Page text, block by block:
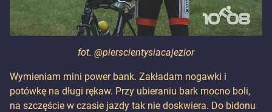
fot. @pierscientysiacajezior
Wymieniam mini power bank. Zakładam nogawki i
potówkę na długi rękaw. Przy ubieraniu bark mocno boli,
na szczęście w czasie jazdy tak nie doskwiera. Do bidonu